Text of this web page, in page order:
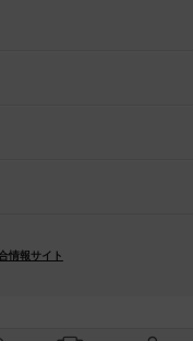
情報サイト